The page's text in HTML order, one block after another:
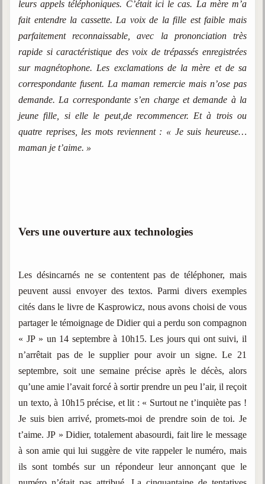
leurs appels téléphoniques. C’était ici le cas. La mère m’a
fait entendre la cassette. La voix de la fille est faible mais
parfaitement reconnaissable, avec la prononciation très
rapide si caractéristique des voix de trépassés enregistrées
sur magnétophone. Les exclamations de la mère et de sa
correspondante fusent. La maman remercie mais n’ose pas
demande. La correspondante s’en charge et demande à la
jeune fille, si elle le peut,de recommencer. Et à trois ou
quatre reprises, les mots reviennent : « Je suis heureuse…
maman je t’aime. »
Vers une ouverture aux technologies
Les désincarnés ne se contentent pas de téléphoner, mais
peuvent aussi envoyer des textos. Parmi divers exemples
cités dans le livre de Kasprowicz, nous avons choisi de vous
partager le témoignage de Didier qui a perdu son compagnon
« JP » un 14 septembre à 10h15. Les jours qui ont suivi, il
n’arrêtait pas de le supplier pour avoir un signe. Le 21
septembre, soit une semaine précise après le décès, alors
qu’une amie l’avait forcé à sortir prendre un peu l’air, il reçoit
un texto, à 10h15 précise, et lit : « Surtout ne t’inquiète pas !
Je suis bien arrivé, promets-moi de prendre soin de toi. Je
t’aime. JP » Didier, totalement abasourdi, fait lire le message
à son amie qui lui suggère de vite rappeler le numéro, mais
ils sont tombés sur un répondeur leur annonçant que le